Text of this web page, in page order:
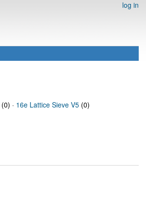
log in
(0) · 16e Lattice Sieve V5 (0)